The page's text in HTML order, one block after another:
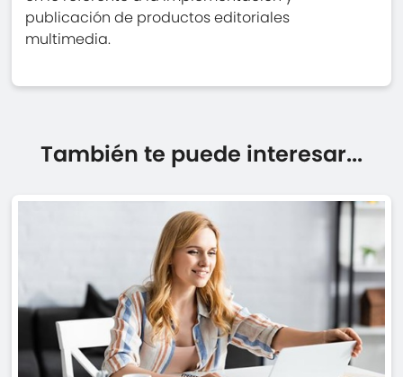
publicación de productos editoriales
multimedia.
También te puede interesar...